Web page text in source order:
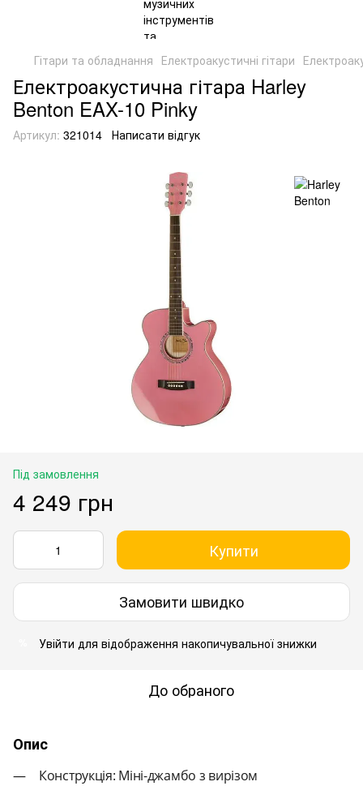
Гітари та обладнання Електроакустичні гітари
Електроакустична гітара Harley
Benton EAX-10 Pinky
Артикул: 321014 Написати відгук
Під замовлення
4 249 грн
Купити
Замовити швидко
Увійти для відображення накопичувальної знижки
До обраного
Опис
Конструкція: Міні-джамбо з вирізом